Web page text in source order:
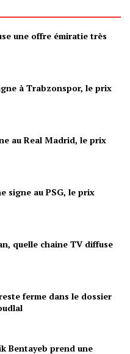
une offre émiratie très
à Trabzonspor, le prix
au Real Madrid, le prix
signe au PSG, le prix
quelle chaine TV diffuse
ferme dans le dossier
Bentayeb prend une